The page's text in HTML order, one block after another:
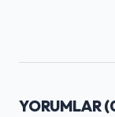
YORUMLAR (